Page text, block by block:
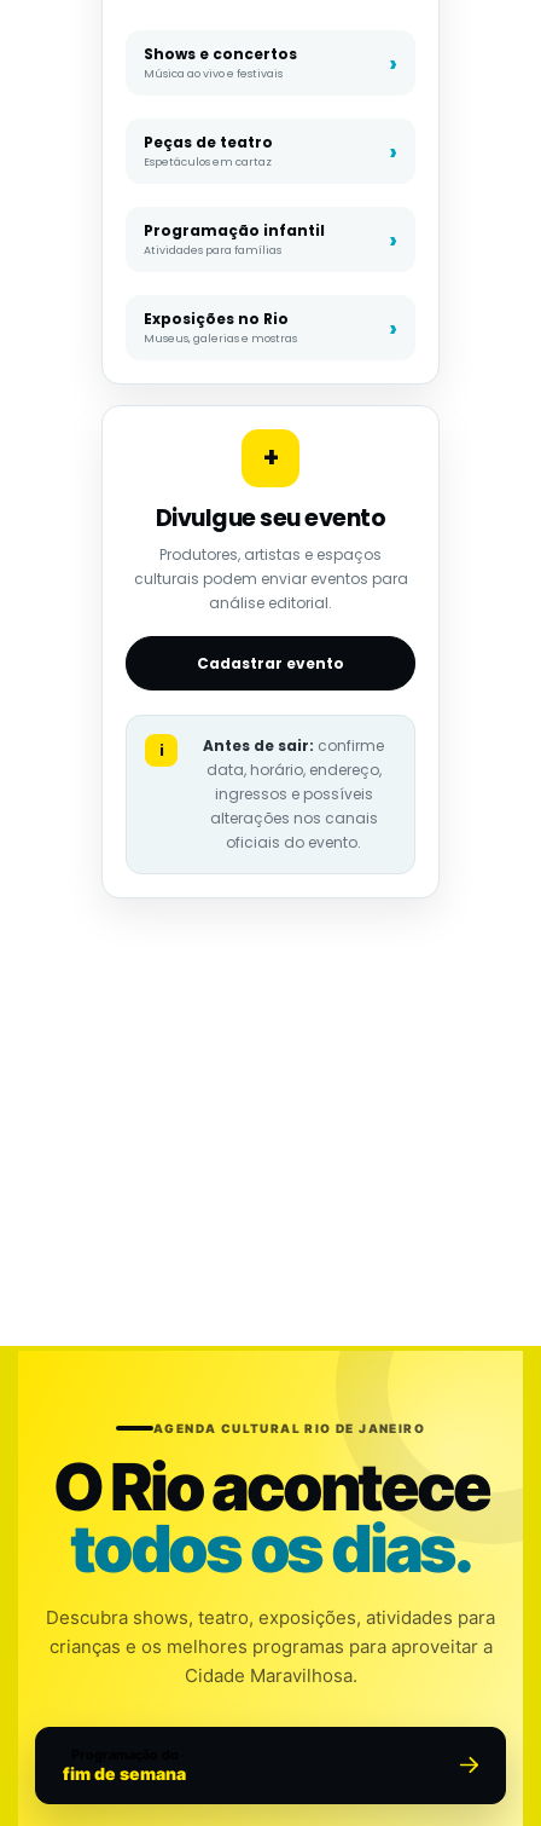
Shows e concertos
Música ao vivo e festivais
Peças de teatro
Espetáculos em cartaz
Programação infantil
Atividades para famílias
Exposições no Rio
Museus, galerias e mostras
+
Divulgue seu evento
Produtores, artistas e espaços
culturais podem enviar eventos para
análise editorial.
Cadastrar evento
i Antes de sair: confirme
data, horário, endereço,
ingressos e possíveis
alterações nos canais
oficiais do evento.
AGENDA CULTURAL RIO DE JANEIRO
O Rio acontece
todos os dias.
Descubra shows, teatro, exposições, atividades para
crianças e os melhores programas para aproveitar a
Cidade Maravilhosa.
fim de semana